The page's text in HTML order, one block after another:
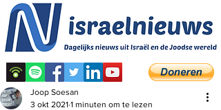
Joop Soesan
3 okt 2021 1 minuten om te lezen